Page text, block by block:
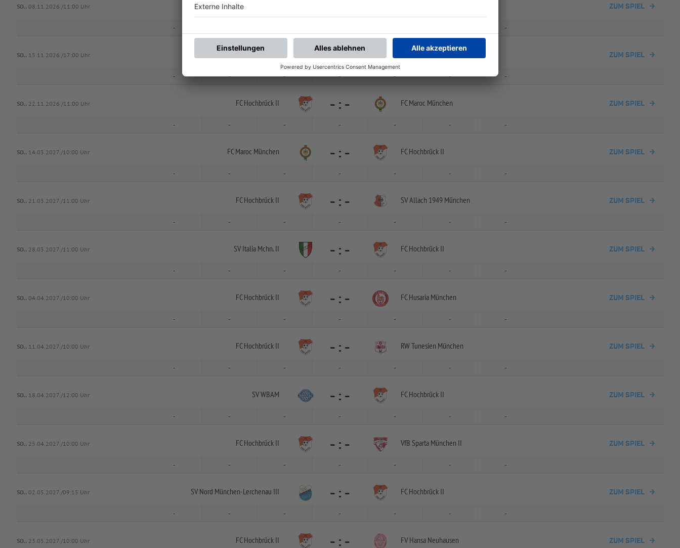
SO.. 08.11.2026 /11:00 Uhr FC Hochbrück II ZUM SPIEL
- -
SO.. 15.11.2026 /17:00 Uhr SV Allach 1949 München -:- FC Hochbrück II ZUM SPIEL
- - - - - - -
SO.. 22.11.2026 /11:00 Uhr FC Hochbrück II - : - FC Maroc München ZUM SPIEL
- - - - - - -
SO.. 14.03.2027 /10:00 Uhr FC Maroc München - : - FC Hochbrück II ZUM SPIEL
- - - - - - -
SO.. 21.03.2027 /11:00 Uhr FC Hochbrück II - : - SV Allach 1949 München ZUM SPIEL
- - - - - - -
SO.. 28.03.2027 /11:00 Uhr SV Italia Mchn. II - : - FC Hochbrück II ZUM SPIEL
- - - - - - -
SO.. 04.04.2027 /10:00 Uhr FC Hochbrück II - : - FC Husaria München ZUM SPIEL
- - - - - - -
SO.. 11.04.2027 /10:00 Uhr FC Hochbrück II - : - RW Tunesien München ZUM SPIEL
- - - - - - -
SO.. 18.04.2027 /12:00 Uhr SV WBAM - : - FC Hochbrück II ZUM SPIEL
- - - - - - -
SO.. 25.04.2027 /10:00 Uhr FC Hochbrück II - : - VfB Sparta München II ZUM SPIEL
- - - - - - -
SO.. 02.05.2027 /09:15 Uhr SV Nord München-Lerchenau III - : - FC Hochbrück II ZUM SPIEL
- - - - - - -
SO.. 23.05.2027 /10:00 Uhr FC Hochbrück II - : - FV Hansa Neuhausen ZUM SPIEL